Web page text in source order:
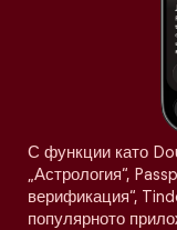
С функции като
„Астрология“,
верификация“,
популярното